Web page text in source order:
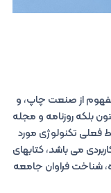
از صنعت چاپ، و
بلکه روزنامه و مجله
فعلی تکنولوژی مورد
می باشد، کتابهای
شناخت فراوان جامعه